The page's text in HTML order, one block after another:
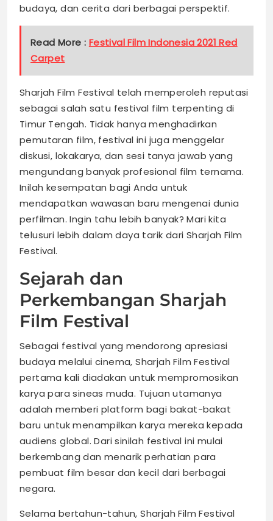
budaya, dan cerita dari berbagai perspektif.
Read More : Festival Film Indonesia 2021 Red
Carpet
Sharjah Film Festival telah memperoleh reputasi
sebagai salah satu festival film terpenting di
Timur Tengah. Tidak hanya menghadirkan
pemutaran film, festival ini juga menggelar
diskusi, lokakarya, dan sesi tanya jawab yang
mengundang banyak profesional film ternama.
Inilah kesempatan bagi Anda untuk
mendapatkan wawasan baru mengenai dunia
perfilman. Ingin tahu lebih banyak? Mari kita
telusuri lebih dalam daya tarik dari Sharjah Film
Festival.
Sejarah dan
Perkembangan Sharjah
Film Festival
Sebagai festival yang mendorong apresiasi
budaya melalui cinema, Sharjah Film Festival
pertama kali diadakan untuk mempromosikan
karya para sineas muda. Tujuan utamanya
adalah memberi platform bagi bakat-bakat
baru untuk menampilkan karya mereka kepada
audiens global. Dari sinilah festival ini mulai
berkembang dan menarik perhatian para
pembuat film besar dan kecil dari berbagai
negara.
Selama bertahun-tahun, Sharjah Film Festival